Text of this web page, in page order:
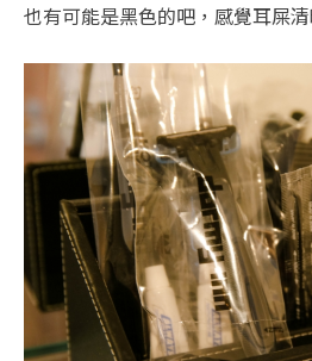
也有可能是黑色的吧，感覺耳屎清